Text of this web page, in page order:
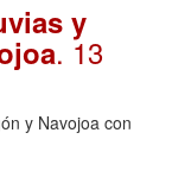
y
. 13
y Navojoa con